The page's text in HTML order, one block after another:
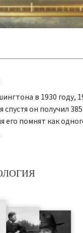
в 1930 году,
он получил
его помнят как